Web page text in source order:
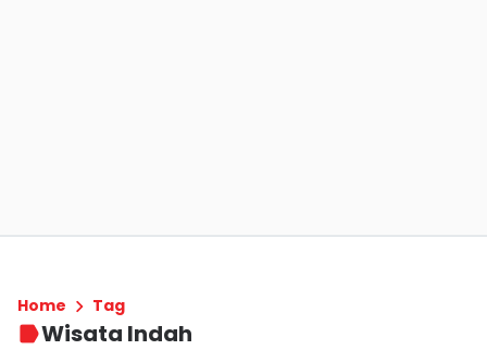
Home Tag
Wisata Indah